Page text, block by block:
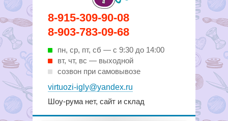
8-915-309-90-08
8-903-783-09-68
пн, ср, пт, cб — с 9:30 до 14:00
вт, чт, вс — выходной
созвон при самовывозе
virtuozi-igly@yandex.ru
Шоу-рума нет, сайт и склад
Вирутозы иглы. Товары для
шитья и рукоделья